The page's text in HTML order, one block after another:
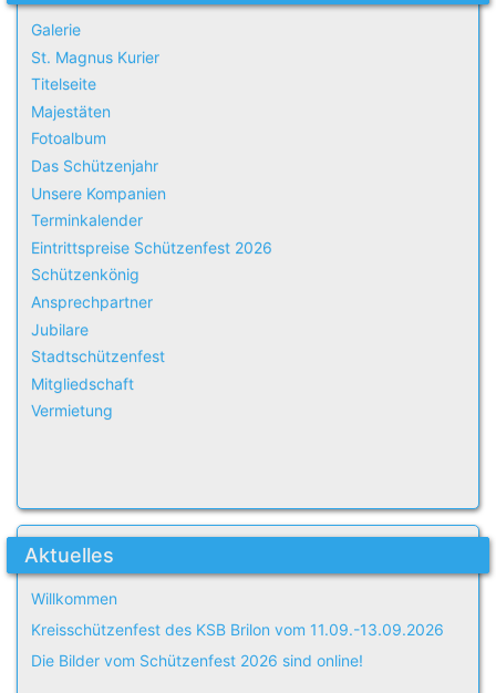
Galerie
St. Magnus Kurier
Titelseite
Majestäten
Fotoalbum
Das Schützenjahr
Unsere Kompanien
Terminkalender
Eintrittspreise Schützenfest 2026
Schützenkönig
Ansprechpartner
Jubilare
Stadtschützenfest
Mitgliedschaft
Vermietung
Aktuelles
Willkommen
Kreisschützenfest des KSB Brilon vom 11.09.-13.09.2026
Die Bilder vom Schützenfest 2026 sind online!